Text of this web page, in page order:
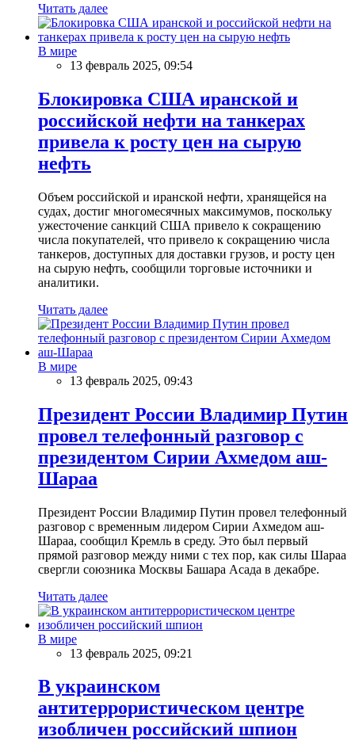
Читать далее
В мире
13 февраль 2025, 09:54
Блокировка США иранской и
российской нефти на танкерах
привела к росту цен на сырую
нефть
Объем российской и иранской нефти, хранящейся на
судах, достиг многомесячных максимумов, поскольку
ужесточение санкций США привело к сокращению
числа покупателей, что привело к сокращению числа
танкеров, доступных для доставки грузов, и росту цен
на сырую нефть, сообщили торговые источники и
аналитики.
Читать далее
В мире
13 февраль 2025, 09:43
Президент России Владимир Путин
провел телефонный разговор с
президентом Сирии Ахмедом аш-
Шараа
Президент России Владимир Путин провел телефонный
разговор с временным лидером Сирии Ахмедом аш-
Шараа, сообщил Кремль в среду. Это был первый
прямой разговор между ними с тех пор, как силы Шараа
свергли союзника Москвы Башара Асада в декабре.
Читать далее
В мире
13 февраль 2025, 09:21
В украинском
антитеррористическом центре
изобличен российский шпион